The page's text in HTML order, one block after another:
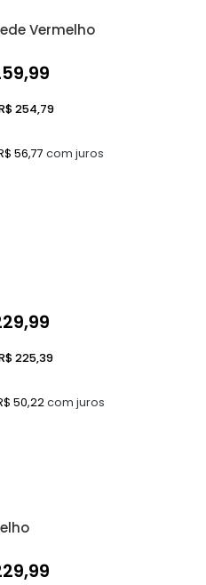
Vermelho
56,77 com juros
254,79
50,22com juros
225,39